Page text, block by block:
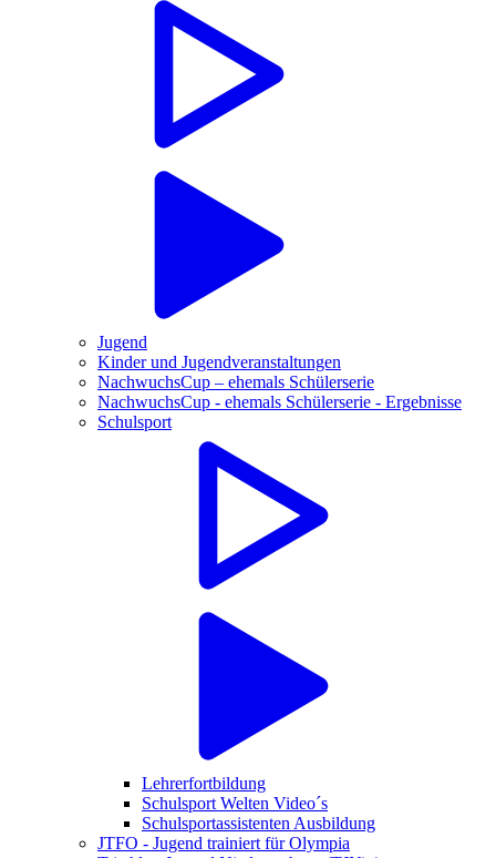
Jugend
Kinder und Jugendveranstaltungen
NachwuchsCup – ehemals Schülerserie
NachwuchsCup - ehemals Schülerserie - Ergebnisse
Schulsport
Lehrerfortbildung
Schulsport Welten Video´s
Schulsportassistenten Ausbildung
JTFO - Jugend trainiert für Olympia